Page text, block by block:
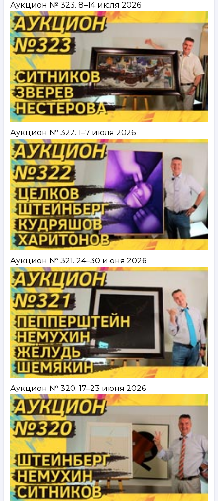
Аукцион № 323. 8–14 июля 2026
Аукцион № 322. 1–7 июля 2026
Аукцион № 321. 24–30 июня 2026
Аукцион № 320. 17–23 июня 2026